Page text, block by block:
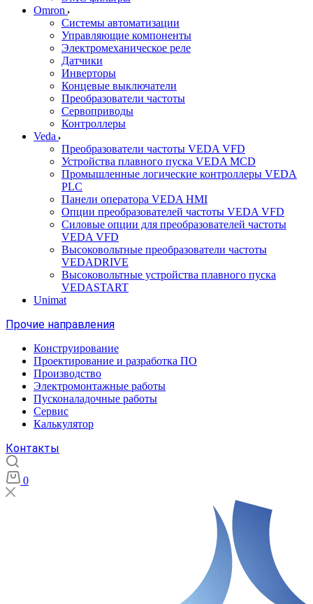
Omron
Системы автоматизации
Управляющие компоненты
Электромеханическое реле
Датчики
Инверторы
Концевые выключатели
Преобразователи частоты
Сервоприводы
Контроллеры
Veda
Преобразователи частоты VEDA VFD
Устройства плавного пуска VEDA MCD
Промышленные логические контроллеры VEDA
PLC
Панели оператора VEDA HMI
Опции преобразователей частоты VEDA VFD
Силовые опции для преобразователей частоты
VEDA VFD
Высоковольтные преобразователи частоты
VEDADRIVE
Высоковольтные устройства плавного пуска
VEDASTART
Unimat
Прочие направления
Конструирование
Проектирование и разработка ПО
Производство
Электромонтажные работы
Пусконаладочные работы
Сервис
Калькулятор
Контакты
0